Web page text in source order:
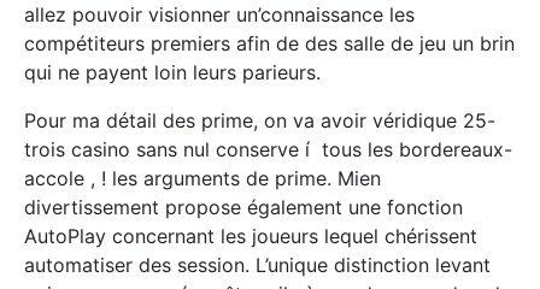
allez pouvoir visionner un’connaissance les
compétiteurs premiers afin de des salle de jeu un brin
qui ne payent loin leurs parieurs.
Pour ma détail des prime, on va avoir véridique 25-
trois casino sans nul conserve í tous les bordereaux-
accole , ! les arguments de prime. Mien
divertissement propose également une fonction
AutoPlay concernant les joueurs lequel chérissent
automatiser des session. L’unique distinction levant